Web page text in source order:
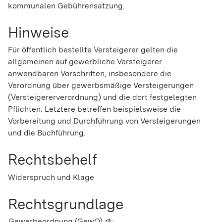
kommunalen Gebührensatzung.
Hinweise
Für öffentlich bestellte Versteigerer gelten die
allgemeinen auf gewerbliche Versteigerer
anwendbaren Vorschriften, insbesondere die
Verordnung über gewerbsmäßige Versteigerungen
(Versteigererverordnung) und die dort festgelegten
Pflichten. Letztere betreffen beispielsweise die
Vorbereitung und Durchführung von Versteigerungen
und die Buchführung.
Rechtsbehelf
Widerspruch und Klage
Rechtsgrundlage